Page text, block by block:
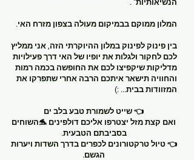
הנשיאותיות" .
המלון ממוקם בבמיקום מעולה בצפון מזרח האי.
בין פינוק לפינוק במלון ההיוקרתי הזה, אני ממליץ
לכם לחקור ולגלות את יופיו של האי דרך פעילויות
מדליקות שיקפיצו לכם את החופשה בכמה רמות
והחוויה תישאר איתכם הרבה אחרי שתפרקו את
המזוודות בבית... :)
👈 שייט לשמורת טבע בלב ים
ואם קצת מזל יצטרפו אליכם דולפינים 🐬השוחים
בסביבתם הטבעית.
👈 טיול טרקטורונים לכפרים בדרך השדות ויערות
הגשם.